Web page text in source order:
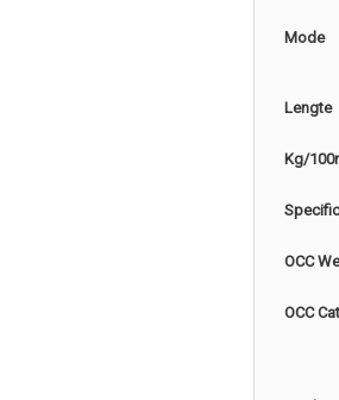
Mode
Lengte
Kg/
OCC
OCC